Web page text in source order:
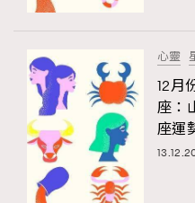
#FigaroIssue 容祖
心靈
12月
座：
座運